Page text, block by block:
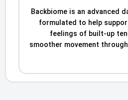
Backbiome is an advanced
formulated to help
feelings of built-up
smoother movement